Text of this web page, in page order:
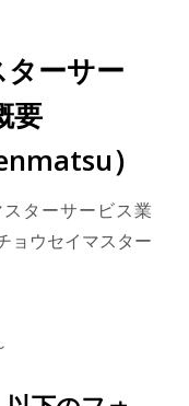
ターサー
要
）
ターサービス業
ョウセイマスター